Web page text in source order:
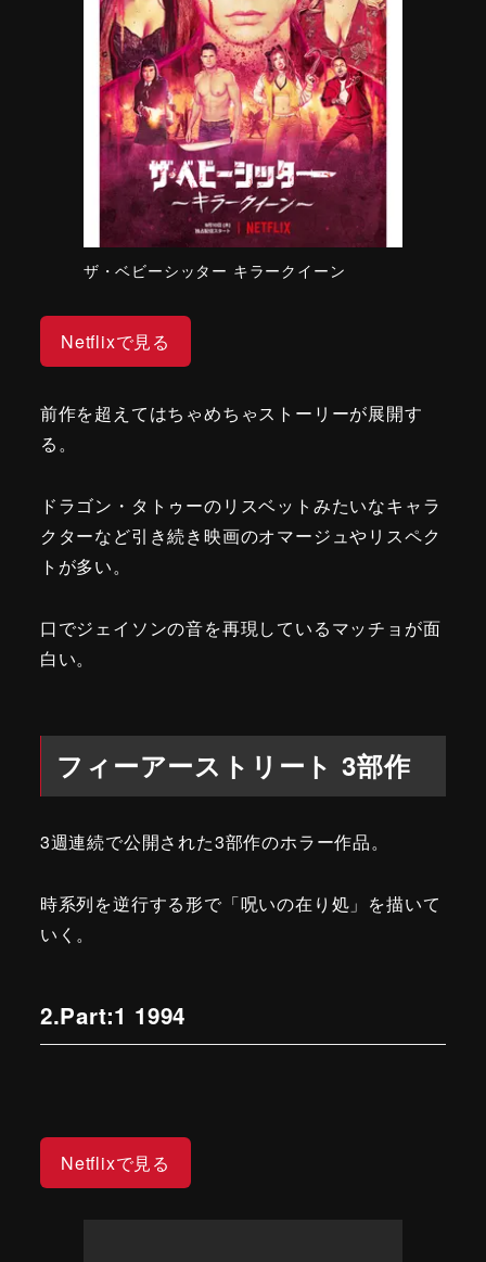
ザ・ベビーシッター キラークイーン
Netflixで見る
前作を超えてはちゃめちゃストーリーが展開す
る。
ドラゴン・タトゥーのリスベットみたいなキャラ
クターなど引き続き映画のオマージュやリスペク
トが多い。
口でジェイソンの音を再現しているマッチョが面
白い。
フィーアーストリート 3部作
3週連続で公開された3部作のホラー作品。
時系列を逆行する形で「呪いの在り処」を描いて
いく。
2.Part:1 1994
Netflixで見る